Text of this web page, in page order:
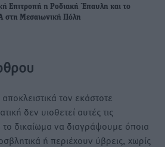
Επιτροπή η Ροδιακή Έπαυλη και το
στη Μεσαιωνική Πόλη
τον εκάστοτε
δεν υιοθετεί αυτές τις
δικαίωμα να διαγράψουμε όποια
ή περιέχουν ύβρεις, χωρίς